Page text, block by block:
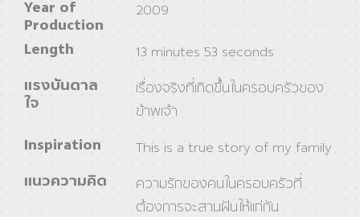
Year of
Production
2009
Length 13 minutes 53 seconds
แรงบันดาล
ใจ
เรื่องจริงที่เกิดขึ้นในครอบครัวของ
ข้าพเจ้า
Inspiration This is a true story of my family
แนวความคิด
ความรักของคนในครอบครัวที่
ต้องการจะสานฝันให้แก่กัน